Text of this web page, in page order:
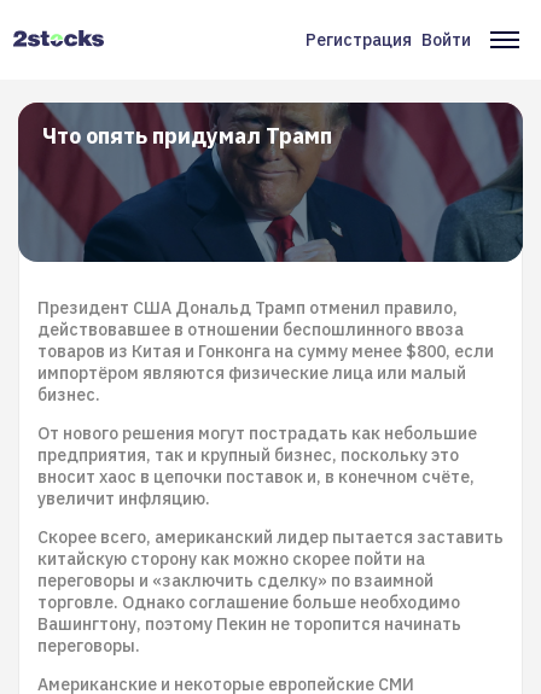
Меню
учётной
записи
пользователя
Регистрация Войти
Что опять придумал Трамп
Президент США Дональд Трамп отменил правило,
действовавшее в отношении беспошлинного ввоза
товаров из Китая и Гонконга на сумму менее $800, если
импортёром являются физические лица или малый
бизнес.
От нового решения могут пострадать как небольшие
предприятия, так и крупный бизнес, поскольку это
вносит хаос в цепочки поставок и, в конечном счёте,
увеличит инфляцию.
Скорее всего, американский лидер пытается заставить
китайскую сторону как можно скорее пойти на
переговоры и «заключить сделку» по взаимной
торговле. Однако соглашение больше необходимо
Вашингтону, поэтому Пекин не торопится начинать
переговоры.
Американские и некоторые европейские СМИ